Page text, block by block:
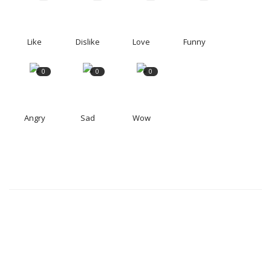
Like Dislike Love Funny
0
Angry
0
Sad
0
Wow